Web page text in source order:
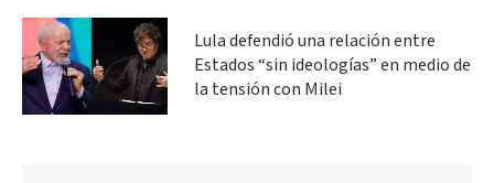
Lula defendió una relación entre
Estados “sin ideologías” en medio de
la tensión con Milei